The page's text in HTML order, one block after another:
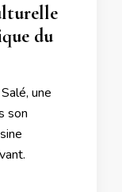
du
une
son